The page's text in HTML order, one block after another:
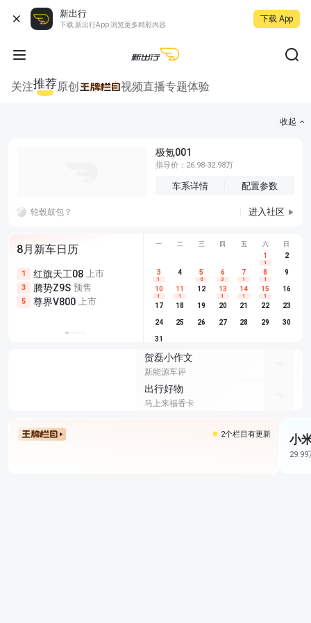
新出行
下载 新出行App 浏览更多精彩内容
下载 App
关注推荐原创 视频直播专题体验
收起
极氪001
指导价：26.98-32.98万
车系详情 配置参数
轮毂鼓包？ 进入社区
8月新车日历
1 红旗天工08 上市
3 腾势Z9S 预售
5 尊界V800 上市
尊界V680 上市
享界G9 预售
别克至境L7 预售
埃安
长城H10
深蓝S05
一 二 三 四 五 六 日
1
1
2
3
1
4 5
6
6
3
7
1
8
1
9
10
1
11
1
12 13
1
14
1
15
1
16
17 18 19 20 21 22 23
24 25 26 27 28 29 30
31
贺磊小作文
新能源车评
出行好物
马上来福香卡
2个栏目有更新 小
29.99